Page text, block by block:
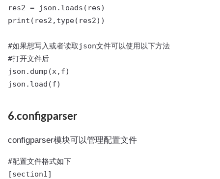
res2 = json.loads(res)
print(res2,type(res2))
#如果想写入或者读取json文件可以使用以下方法
#打开文件后
json.dump(x,f)
json.load(f)
6.configparser
configparser模块可以管理配置文件
#配置文件格式如下
[section1]